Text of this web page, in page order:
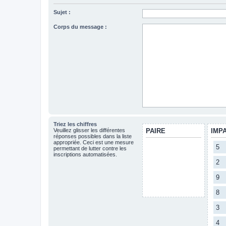
Sujet :
Corps du message :
Triez les chiffres
Veuillez glisser les différentes
réponses possibles dans la liste
appropriée. Ceci est une mesure
permettant de lutter contre les
inscriptions automatisées.
PAIRE
5
2
9
8
3
4